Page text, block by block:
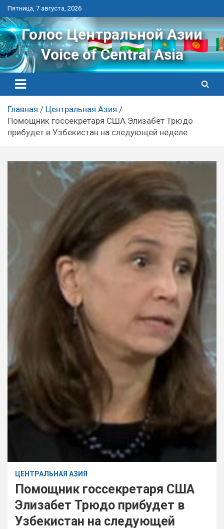
Перейти
к
контенту
Пятница, 7 августа, 2026
Голос Центральной Азии
Voice of Central Asia
Главная
Центральная Азия
Помощник госсекретаря США Элизабет Трюдо
прибудет в Узбекистан на следующей неделе
ЦЕНТРАЛЬНАЯ АЗИЯ
Помощник госсекретаря США
Элизабет Трюдо прибудет в
Узбекистан на следующей